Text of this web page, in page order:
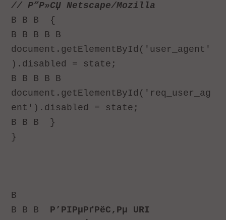
// Р”Р»СЏ Netscape/Mozilla
В В В {
В В В В В
document.getElementById('user_agent'
).disabled = state;
В В В В В
document.getElementById('req_user_ag
ent').disabled = state;
В В В
}
}
В
В В В Р’РІРµРґРёС‚Рµ URI